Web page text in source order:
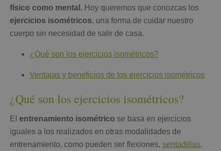
físico como mental. Hoy queremos que conozcas los
ejercicios isométricos, una forma de cuidar nuestro
cuerpo sin necesidad de salir de casa.
¿Qué son los ejercicios isométricos?
Ventajas y beneficios de los ejercicios isométricos
¿Qué son los ejercicios isométricos?
El entrenamiento isométrico se basa en ejercicios
iguales a los realizados en otras modalidades de
entrenamiento, como pueden ser flexiones, sentadillas,